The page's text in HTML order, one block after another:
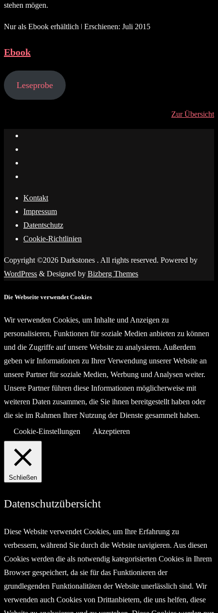
stehen mögen.
Nur als Ebook erhältlich ǀ Erschienen: Juli 2015
Ebook
Leseprobe
Zur Übersicht
Kontakt
Impressum
Datentschutz
Cookie-Richtlinien
Copyright ©2026 Darkstones . All rights reserved. Powered by
WordPress & Designed by Bizberg Themes
Die Webseite verwendet Cookies
Wir verwenden Cookies, um Inhalte und Anzeigen zu
personalisieren, Funktionen für soziale Medien anbieten zu können
und die Zugriffe auf unsere Website zu analysieren. Außerdem
geben wir Informationen zu Ihrer Verwendung unserer Website an
unsere Partner für soziale Medien, Werbung und Analysen weiter.
Unsere Partner führen diese Informationen möglicherweise mit
weiteren Daten zusammen, die Sie ihnen bereitgestellt haben oder
die sie im Rahmen Ihrer Nutzung der Dienste gesammelt haben.
Cookie-Einstellungen
Akzeptieren
Schließen
Datenschutzübersicht
Diese Website verwendet Cookies, um Ihre Erfahrung zu
verbessern, während Sie durch die Website navigieren. Aus diesen
Cookies werden die als notwendig kategorisierten Cookies in Ihrem
Browser gespeichert, da sie für das Funktionieren der
grundlegenden Funktionalitäten der Website unerlässlich sind. Wir
verwenden auch Cookies von Drittanbietern, die uns helfen, diese